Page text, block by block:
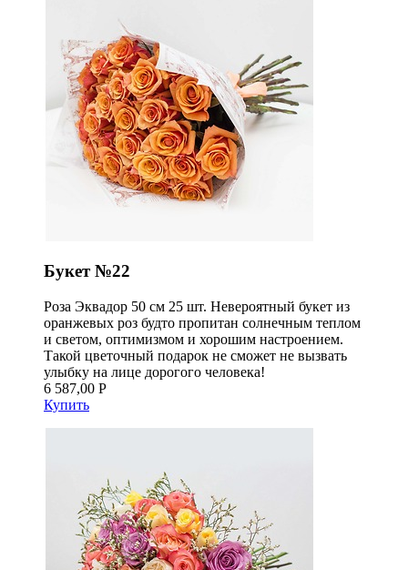
Букет №22
Роза Эквадор 50 см 25 шт. Невероятный букет из
оранжевых роз будто пропитан солнечным теплом
и светом, оптимизмом и хорошим настроением.
Такой цветочный подарок не сможет не вызвать
улыбку на лице дорогого человека!
6 587,00 Р
Купить